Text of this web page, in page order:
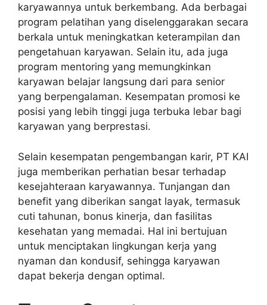
karyawannya untuk berkembang. Ada berbagai
program pelatihan yang diselenggarakan secara
berkala untuk meningkatkan keterampilan dan
pengetahuan karyawan. Selain itu, ada juga
program mentoring yang memungkinkan
karyawan belajar langsung dari para senior
yang berpengalaman. Kesempatan promosi ke
posisi yang lebih tinggi juga terbuka lebar bagi
karyawan yang berprestasi.
Selain kesempatan pengembangan karir, PT KAI
juga memberikan perhatian besar terhadap
kesejahteraan karyawannya. Tunjangan dan
benefit yang diberikan sangat layak, termasuk
cuti tahunan, bonus kinerja, dan fasilitas
kesehatan yang memadai. Hal ini bertujuan
untuk menciptakan lingkungan kerja yang
nyaman dan kondusif, sehingga karyawan
dapat bekerja dengan optimal.